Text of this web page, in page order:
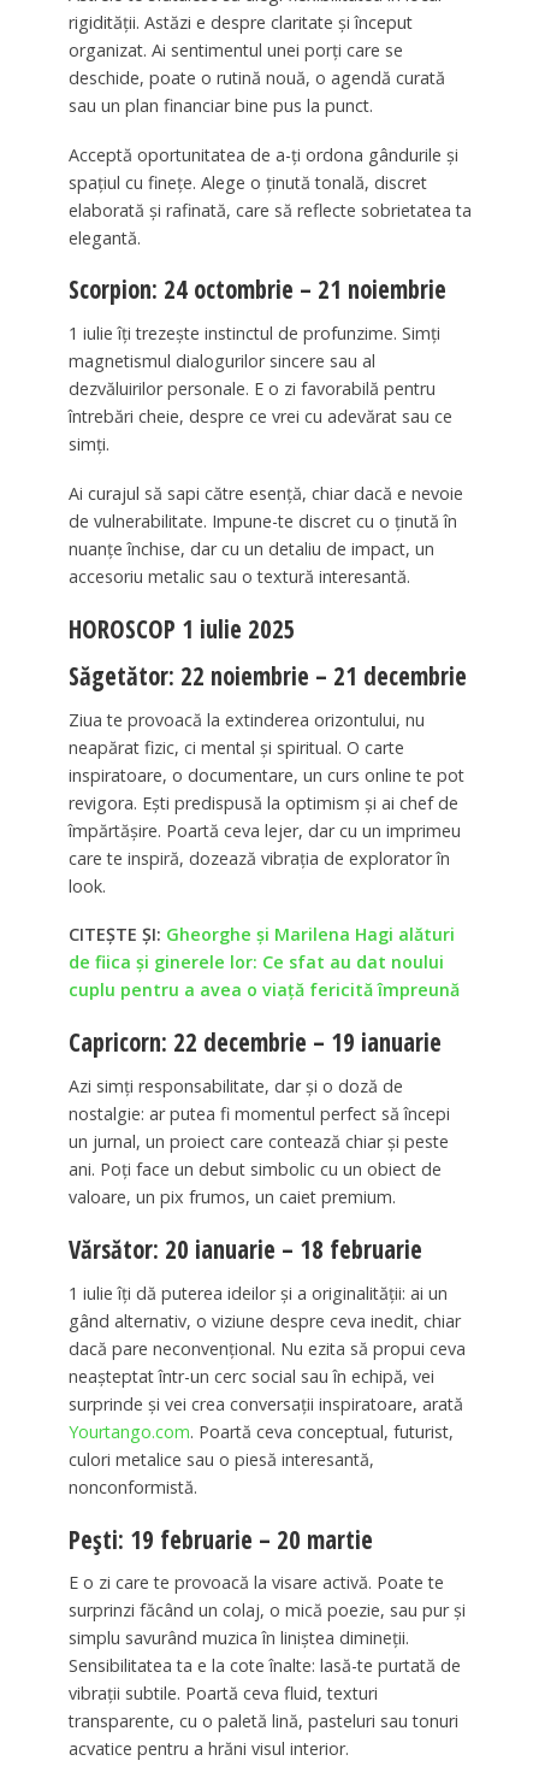
rigidității. Astăzi e despre claritate și început
organizat. Ai sentimentul unei porți care se
deschide, poate o rutină nouă, o agendă curată
sau un plan financiar bine pus la punct.
Acceptă oportunitatea de a-ți ordona gândurile și
spațiul cu finețe. Alege o ținută tonală, discret
elaborată și rafinată, care să reflecte sobrietatea ta
elegantă.
Scorpion: 24 octombrie – 21 noiembrie
1 iulie îți trezește instinctul de profunzime. Simți
magnetismul dialogurilor sincere sau al
dezvăluirilor personale. E o zi favorabilă pentru
întrebări cheie, despre ce vrei cu adevărat sau ce
simți.
Ai curajul să sapi către esență, chiar dacă e nevoie
de vulnerabilitate. Impune-te discret cu o ținută în
nuanțe închise, dar cu un detaliu de impact, un
accesoriu metalic sau o textură interesantă.
HOROSCOP 1 iulie 2025
Săgetător: 22 noiembrie – 21 decembrie
Ziua te provoacă la extinderea orizontului, nu
neapărat fizic, ci mental și spiritual. O carte
inspiratoare, o documentare, un curs online te pot
revigora. Ești predispusă la optimism și ai chef de
împărtășire. Poartă ceva lejer, dar cu un imprimeu
care te inspiră, dozează vibrația de explorator în
look.
CITEȘTE ȘI: Gheorghe și Marilena Hagi alături
de fiica și ginerele lor: Ce sfat au dat noului
cuplu pentru a avea o viață fericită împreună
Capricorn: 22 decembrie – 19 ianuarie
Azi simți responsabilitate, dar și o doză de
nostalgie: ar putea fi momentul perfect să începi
un jurnal, un proiect care contează chiar și peste
ani. Poți face un debut simbolic cu un obiect de
valoare, un pix frumos, un caiet premium.
Vărsător: 20 ianuarie – 18 februarie
1 iulie îți dă puterea ideilor și a originalității: ai un
gând alternativ, o viziune despre ceva inedit, chiar
dacă pare neconvențional. Nu ezita să propui ceva
neașteptat într-un cerc social sau în echipă, vei
surprinde și vei crea conversații inspiratoare, arată
Yourtango.com. Poartă ceva conceptual, futurist,
culori metalice sau o piesă interesantă,
nonconformistă.
Pești: 19 februarie – 20 martie
E o zi care te provoacă la visare activă. Poate te
surprinzi făcând un colaj, o mică poezie, sau pur și
simplu savurând muzica în liniștea dimineții.
Sensibilitatea ta e la cote înalte: lasă-te purtată de
vibrații subtile. Poartă ceva fluid, texturi
transparente, cu o paletă lină, pasteluri sau tonuri
acvatice pentru a hrăni visul interior.